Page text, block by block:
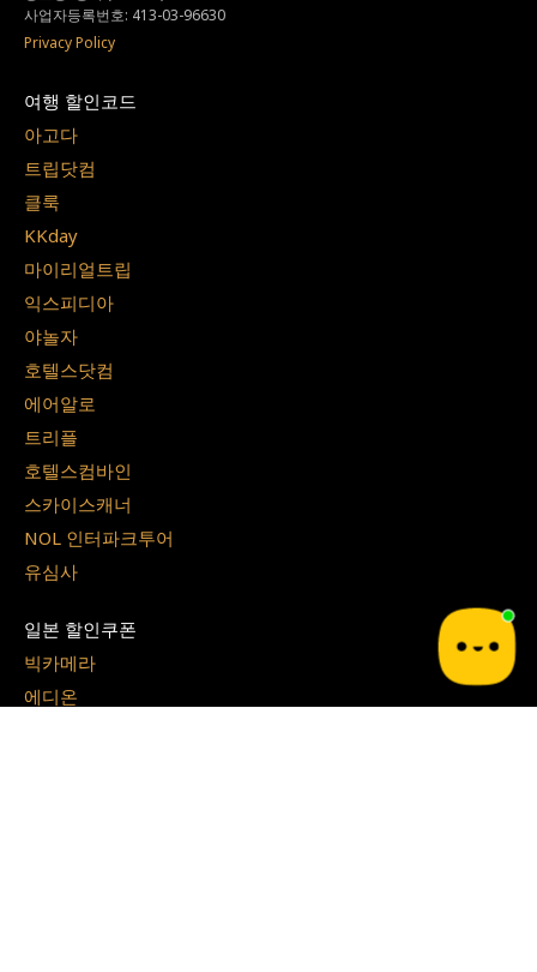
사업자등록번호: 413-03-96630
Privacy Policy
여행 할인코드
아고다
트립닷컴
클룩
KKday
마이리얼트립
익스피디아
야놀자
호텔스닷컴
에어알로
트리플
호텔스컴바인
스카이스캐너
NOL 인터파크투어
유심사
일본 할인쿠폰
빅카메라
에디온